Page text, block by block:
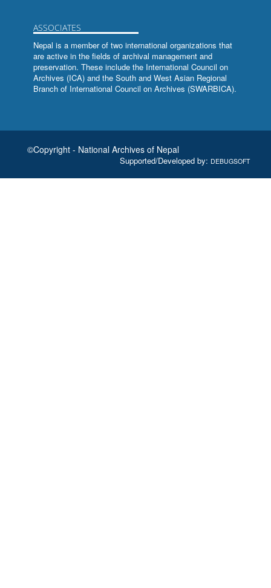
ASSOCIATES
Nepal is a member of two international organizations that
are active in the fields of archival management and
preservation. These include the International Council on
Archives (ICA) and the South and West Asian Regional
Branch of International Council on Archives (SWARBICA).
©Copyright - National Archives of Nepal
Supported/Developed by: DEBUGSOFT